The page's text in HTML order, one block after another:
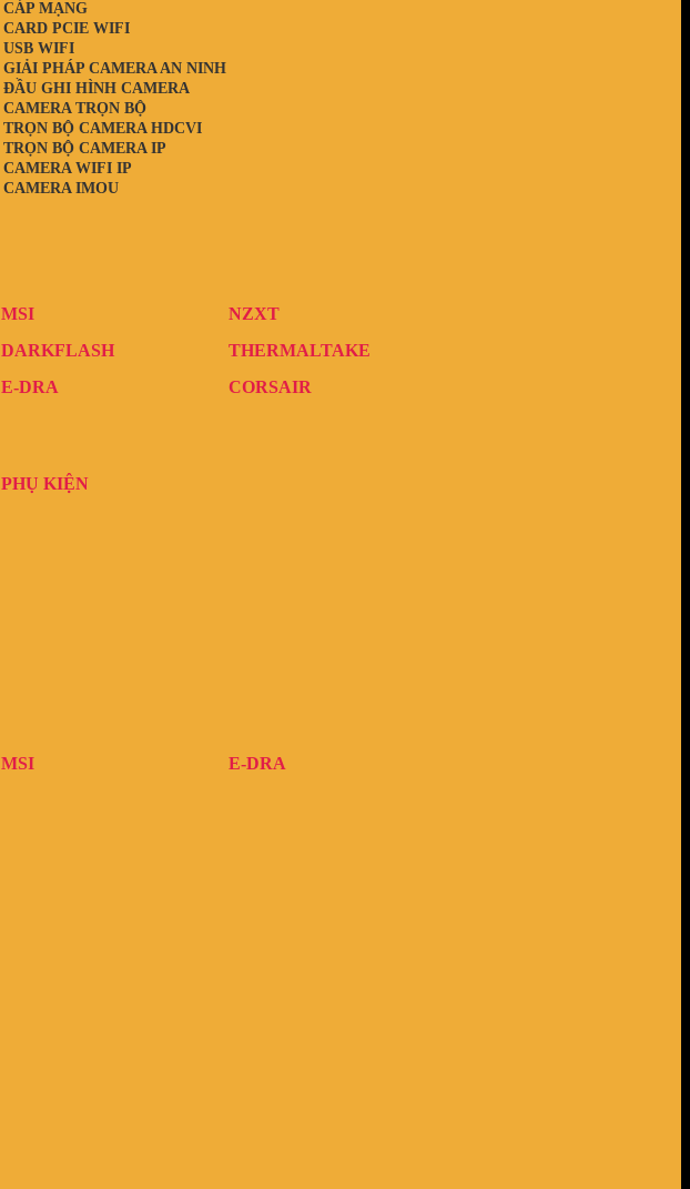
GIẢI PHÁP CAMERA AN NINH
CAMERA WIFI IP
CAMERA IMOU
CAMERA TRỌN BỘ
TRỌN BỘ CAMERA IP
TRỌN BỘ CAMERA HDCVI
ĐẦU GHI HÌNH CAMERA
USB WIFI
CARD PCIE WIFI
CÁP MẠNG
MSI
NZXT
DARKFLASH
THERMALTAKE
E-DRA CORSAIR
PHỤ KIỆN
MSI
E-DRA